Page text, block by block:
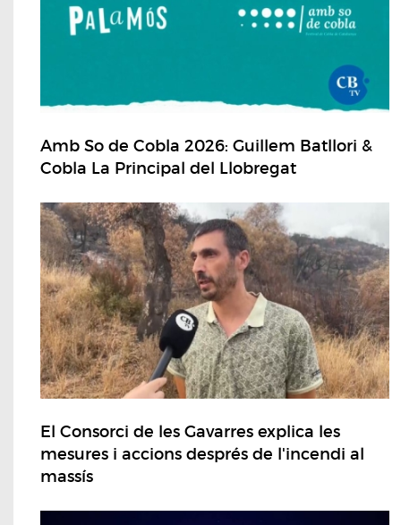
Amb So de Cobla 2026: Guillem Batllori &
Cobla La Principal del Llobregat
El Consorci de les Gavarres explica les
mesures i accions després de l'incendi al
massís